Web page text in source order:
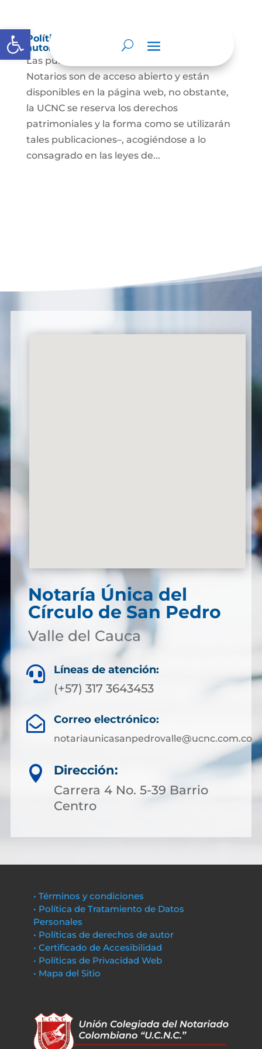
Abrir barra de herramientas
Política de derechos de autor y/o
autorización de uso sobre los contenidos
Las publicaciones de la UCNC y de los
Notarios son de acceso abierto y están
disponibles en la página web, no obstante,
la UCNC se reserva los derechos
patrimoniales y la forma como se utilizarán
tales publicaciones–, acogiéndose a lo
consagrado en las leyes de...
Notaría Única del
Círculo de San Pedro
Valle del Cauca
 Líneas de atención:
(+57) 317 3643453
 Correo electrónico:
notariaunicasanpedrovalle@ucnc.com.co

Dirección:
Carrera 4 No. 5-39 Barrio
Centro
• Términos y condiciones
• Política de Tratamiento de Datos
Personales
• Políticas de derechos de autor
• Certificado de Accesibilidad
• Políticas de Privacidad Web
• Mapa del Sitio